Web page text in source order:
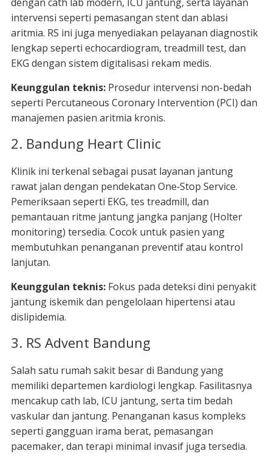
intervensi seperti pemasangan stent dan ablasi
aritmia. RS ini juga menyediakan pelayanan diagnostik
lengkap seperti echocardiogram, treadmill test, dan
EKG dengan sistem digitalisasi rekam medis.
Keunggulan teknis:Prosedur intervensi non-bedah
seperti Percutaneous Coronary Intervention (PCI) dan
manajemen pasien aritmia kronis.
2. Bandung Heart Clinic
Klinik ini terkenal sebagai pusat layanan jantung
rawat jalan dengan pendekatan One‑Stop Service.
Pemeriksaan seperti EKG, tes treadmill, dan
pemantauan ritme jantung jangka panjang (Holter
monitoring) tersedia. Cocok untuk pasien yang
membutuhkan penanganan preventif atau kontrol
lanjutan.
Keunggulan teknis:Fokus pada deteksi dini penyakit
jantung iskemik dan pengelolaan hipertensi atau
dislipidemia.
3. RS Advent Bandung
Salah satu rumah sakit besar di Bandung yang
memiliki departemen kardiologi lengkap. Fasilitasnya
mencakup cath lab, ICU jantung, serta tim bedah
vaskular dan jantung. Penanganan kasus kompleks
seperti gangguan irama berat, pemasangan
pacemaker, dan terapi minimal invasif juga tersedia.